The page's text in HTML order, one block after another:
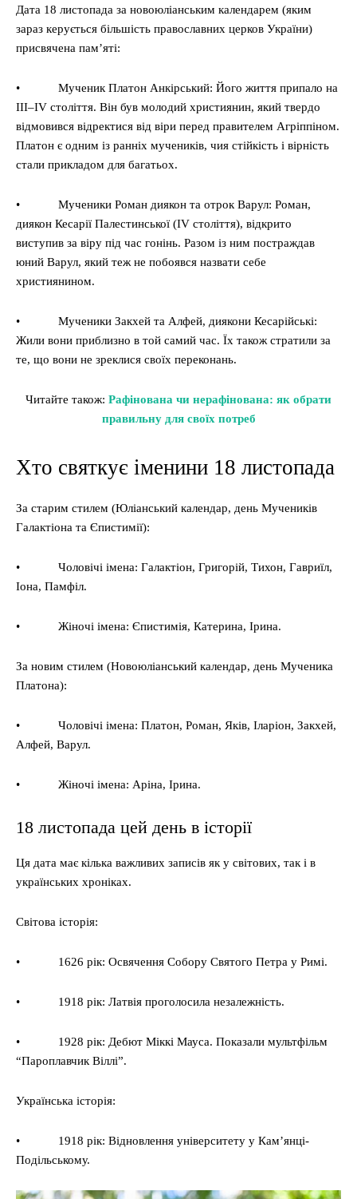
Дата 18 листопада за новоюліанським календарем (яким
зараз керується більшість православних церков України)
присвячена пам’яті:
• Мученик Платон Анкірський: Його життя припало на
III–IV століття. Він був молодий християнин, який твердо
відмовився відректися від віри перед правителем Агріппіном.
Платон є одним із ранніх мучеників, чия стійкість і вірність
стали прикладом для багатьох.
• Мученики Роман диякон та отрок Варул: Роман,
диякон Кесарії Палестинської (IV століття), відкрито
виступив за віру під час гонінь. Разом із ним постраждав
юний Варул, який теж не побоявся назвати себе
християнином.
• Мученики Закхей та Алфей, диякони Кесарійські:
Жили вони приблизно в той самий час. Їх також стратили за
те, що вони не зреклися своїх переконань.
Читайте також: Рафінована чи нерафінована: як обрати
правильну для своїх потреб
Хто святкує іменини 18 листопада
За старим стилем (Юліанський календар, день Мучеників
Галактіона та Єпистимії):
• Чоловічі імена: Галактіон, Григорій, Тихон, Гавриїл,
Іона, Памфіл.
• Жіночі імена: Єпистимія, Катерина, Ірина.
За новим стилем (Новоюліанський календар, день Мученика
Платона):
• Чоловічі імена: Платон, Роман, Яків, Іларіон, Закхей,
Алфей, Варул.
• Жіночі імена: Аріна, Ірина.
18 листопада цей день в історії
Ця дата має кілька важливих записів як у світових, так і в
українських хроніках.
Світова історія:
• 1626 рік: Освячення Собору Святого Петра у Римі.
• 1918 рік: Латвія проголосила незалежність.
• 1928 рік: Дебют Міккі Мауса. Показали мультфільм
“Пароплавчик Віллі”.
Українська історія:
• 1918 рік: Відновлення університету у Кам’янці-
Подільському.